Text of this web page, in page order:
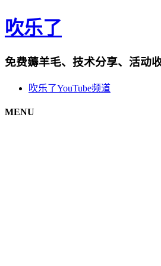
吹乐了
免费薅羊毛、技术分享、活动
吹乐了YouTube频道
MENU